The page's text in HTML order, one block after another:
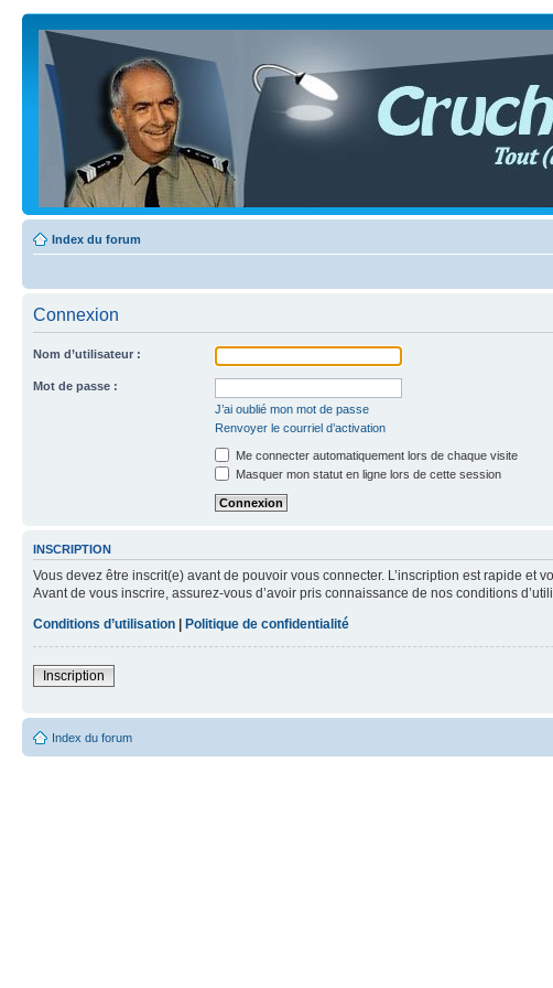
Index du forum
Connexion
Nom d’utilisateur :
Mot de passe :
J’ai oublié mon mot de passe
Renvoyer le courriel d’activation
Me connecter automatiquement lors de chaque visite
Masquer mon statut en ligne lors de cette session
INSCRIPTION
Vous devez être inscrit(e) avant de pouvoir vous connecter. L’inscription est rapide
Avant de vous inscrire, assurez-vous d’avoir pris connaissance de nos conditions
Conditions d’utilisation | Politique de confidentialité
Inscription
Index du forum